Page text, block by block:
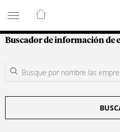
Guía de Empresas
Buscador de información de